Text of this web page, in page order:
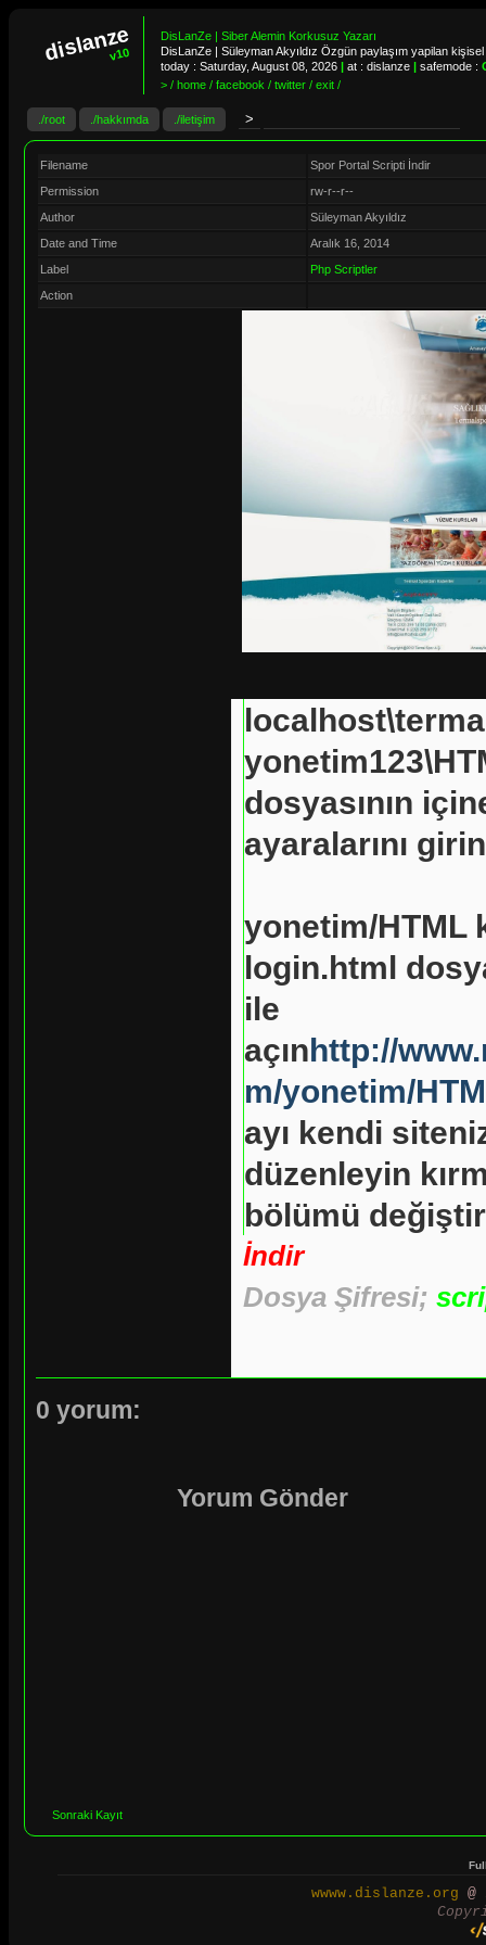
dislanze
v10
DisLanZe | Siber Alemin Korkusuz Yazarı
DisLanZe | Süleyman Akyıldız Özgün paylaşım yapilan
today : Saturday, August 08, 2026 at : dislanze safemode :
> / home / facebook / twitter / exit /
./root ./hakkımda ./iletişim
Filename
Spor Portal Scripti İndir
Permission
rw-r--r--
Author
Süleyman Akyıldız
Date and Time
Aralık 16, 2014
Label
Php Scriptler
Action
dosyasının
ayaralarını
yonetim/HTML
login.html
ile
açınhttp://
m/yonetim/
ayı kendi
düzenleyin
bölümü
İndir
Dosya Şifresi;
0 yorum:
Yorum Gönder
Sonraki Kayıt
wwww.dislanze.org